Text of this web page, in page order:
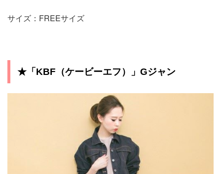
サイズ：FREEサイズ
★「KBF（ケービーエフ）」Gジャン